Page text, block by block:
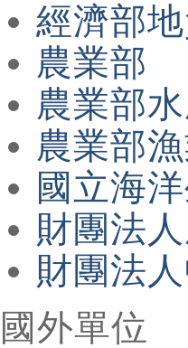
經濟部
農業部
農業部
農業部
國立海
財團法
財團法
國外單位